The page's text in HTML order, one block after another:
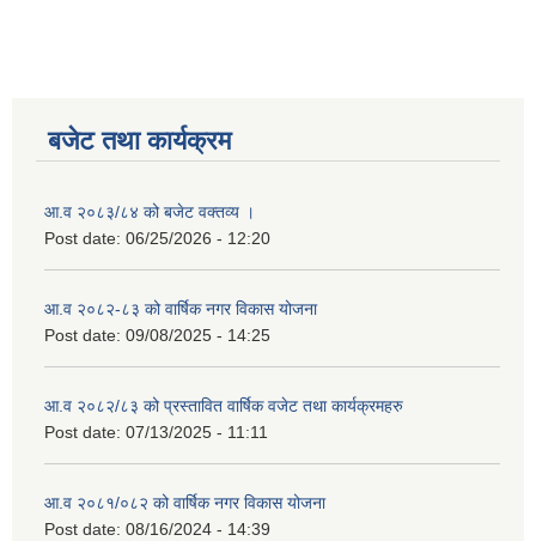
बजेट तथा कार्यक्रम
आ.व २०८३/८४ को बजेट वक्तव्य ।
Post date: 06/25/2026 - 12:20
आ.व २०८२-८३ को वार्षिक नगर विकास योजना
Post date: 09/08/2025 - 14:25
आ.व २०८२/८३ को प्रस्तावित वार्षिक वजेट तथा कार्यक्रमहरु
Post date: 07/13/2025 - 11:11
आ.व २०८१/०८२ को वार्षिक नगर विकास योजना
Post date: 08/16/2024 - 14:39